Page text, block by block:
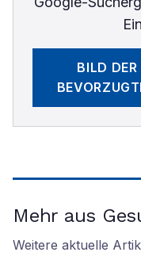
BILD
Mehr aus
Weitere aktuelle